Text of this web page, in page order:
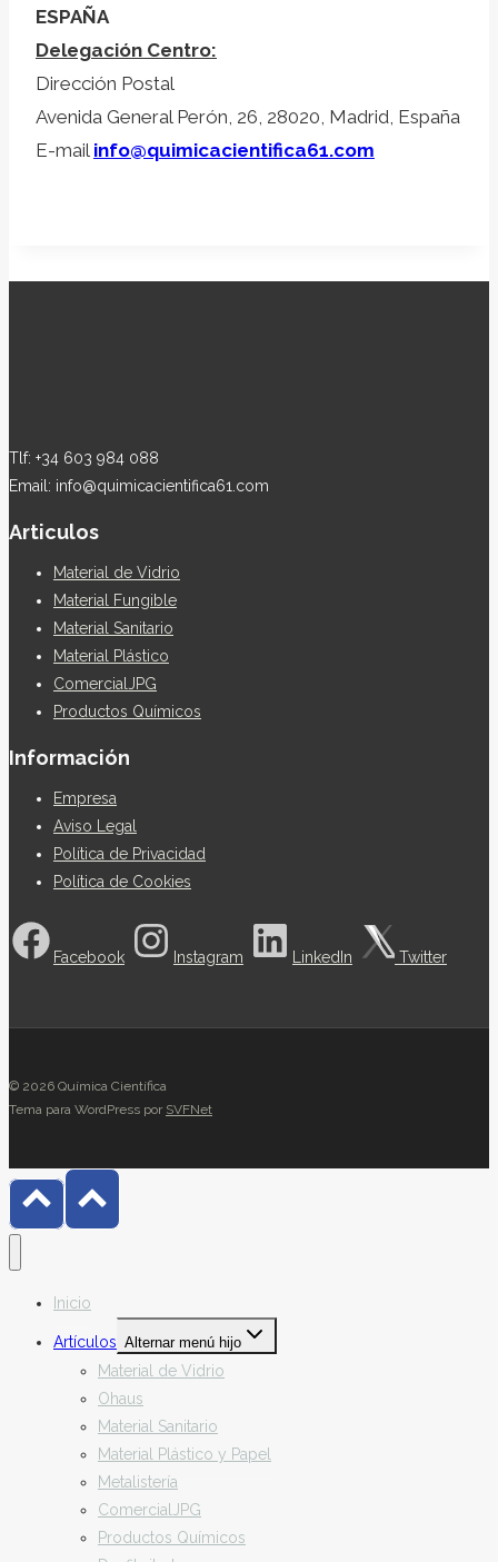
ESPAÑA
Delegación Centro:
Dirección Postal
Avenida General Perón, 26, 28020, Madrid, España
E-mail info@quimicacientifica61.com
Tlf: +34 603 984 088
Email: info@quimicacientifica61.com
Articulos
Material de Vidrio
Material Fungible
Material Sanitario
Material Plástico
ComercialJPG
Productos Químicos
Información
Empresa
Aviso Legal
Política de Privacidad
Política de Cookies
Facebook Instagram LinkedIn Twitter
© 2026 Química Científica
Tema para WordPress por SVFNet
Inicio
Artículos Alternar menú hijo
Material de Vidrio
Ohaus
Material Sanitario
Material Plástico y Papel
Metalistería
ComercialJPG
Productos Químicos